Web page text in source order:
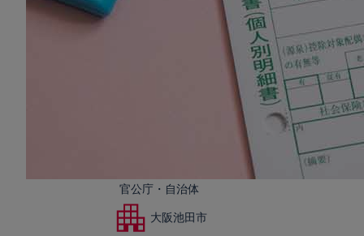
官公庁・自治体
大阪池田市